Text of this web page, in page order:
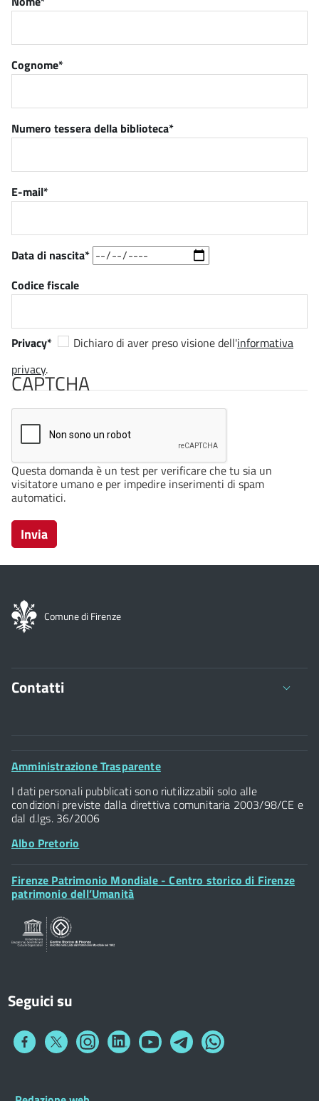
Cognome
Numero tessera della biblioteca
E-mail
Data di nascita
Codice fiscale
Privacy Dichiaro di aver preso visione dell'informativa
privacy.
CAPTCHA
Questa domanda è un test per verificare che tu sia un
visitatore umano e per impedire inserimenti di spam
automatici.
Comune di Firenze
Contatti
Comune di Firenze
Palazzo Vecchio
Piazza della Signoria - 50122, Firenze
P.IVA 01307110484
Posta Elettronica Certificata
Footer
Amministrazione Trasparente
I dati personali pubblicati sono riutilizzabili solo alle
condizioni previste dalla direttiva comunitaria 2003/98/CE e
dal d.lgs. 36/2006
Albo Pretorio
Footer
Widget
Firenze Patrimonio Mondiale - Centro storico di Firenze
patrimonio dell’Umanità
Seguici su
Collegamento
Collegamento
a
Collegamento
a
Collegamento
a
Collegamento
a
Collegamento
a
Collegamento
a
Footer